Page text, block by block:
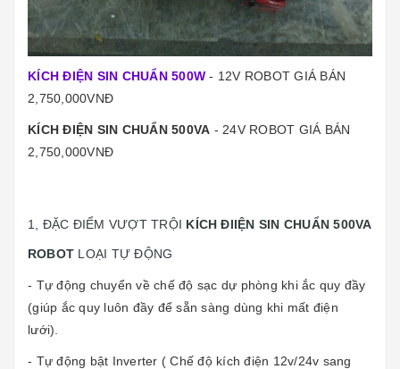
KÍCH ĐIỆN SIN CHUẨN 500W - 12V ROBOT GIÁ BÁN
2,750,000VNĐ
KÍCH ĐIỆN SIN CHUẨN 500VA - 24V ROBOT GIÁ BÁN
2,750,000VNĐ
1, ĐẶC ĐIỂM VƯỢT TRỘI KÍCH ĐIIỆN SIN CHUẨN 500VA
ROBOT LOẠI TỰ ĐỘNG
- Tự động chuyển về chế độ sạc dự phòng khi ắc quy đầy
(giúp ắc quy luôn đầy để sẵn sàng dùng khi mất điện
lưới).
- Tự động bật Inverter ( Chế độ kích điện 12v/24v sang